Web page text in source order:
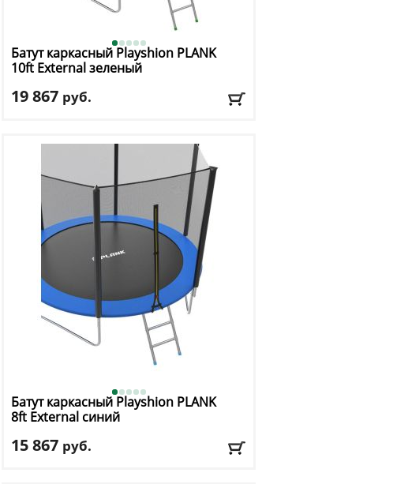
Батут каркасный Playshion PLANK
10ft External зеленый
19 867 руб.
Макс. нагрузка: 150 кг
Максимальный вес пользователя : 150 кг.
Размер, футы
Батут каркасный Playshion PLANK
8ft Eхternal синий
15 867 руб.